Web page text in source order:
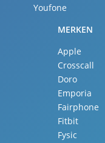
Youfone
MERKEN
Apple
Crosscall
Doro
Emporia
Fairphone
Fitbit
Fysic